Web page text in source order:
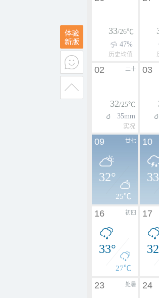
33/26℃
47%
历史均值
二十
02
32/25℃
35mm
实况
03
廿七
09
32°
25℃
10
初四
16
33°
27℃
17
处暑
23 24